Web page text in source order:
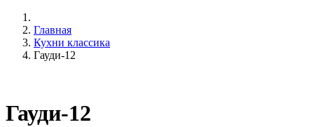
Главная
Кухни классика
Гауди-12
Гауди-12